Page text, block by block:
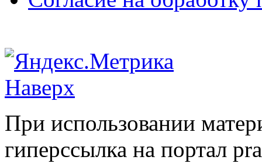
Наверх
При использовании
гиперссылка на портал